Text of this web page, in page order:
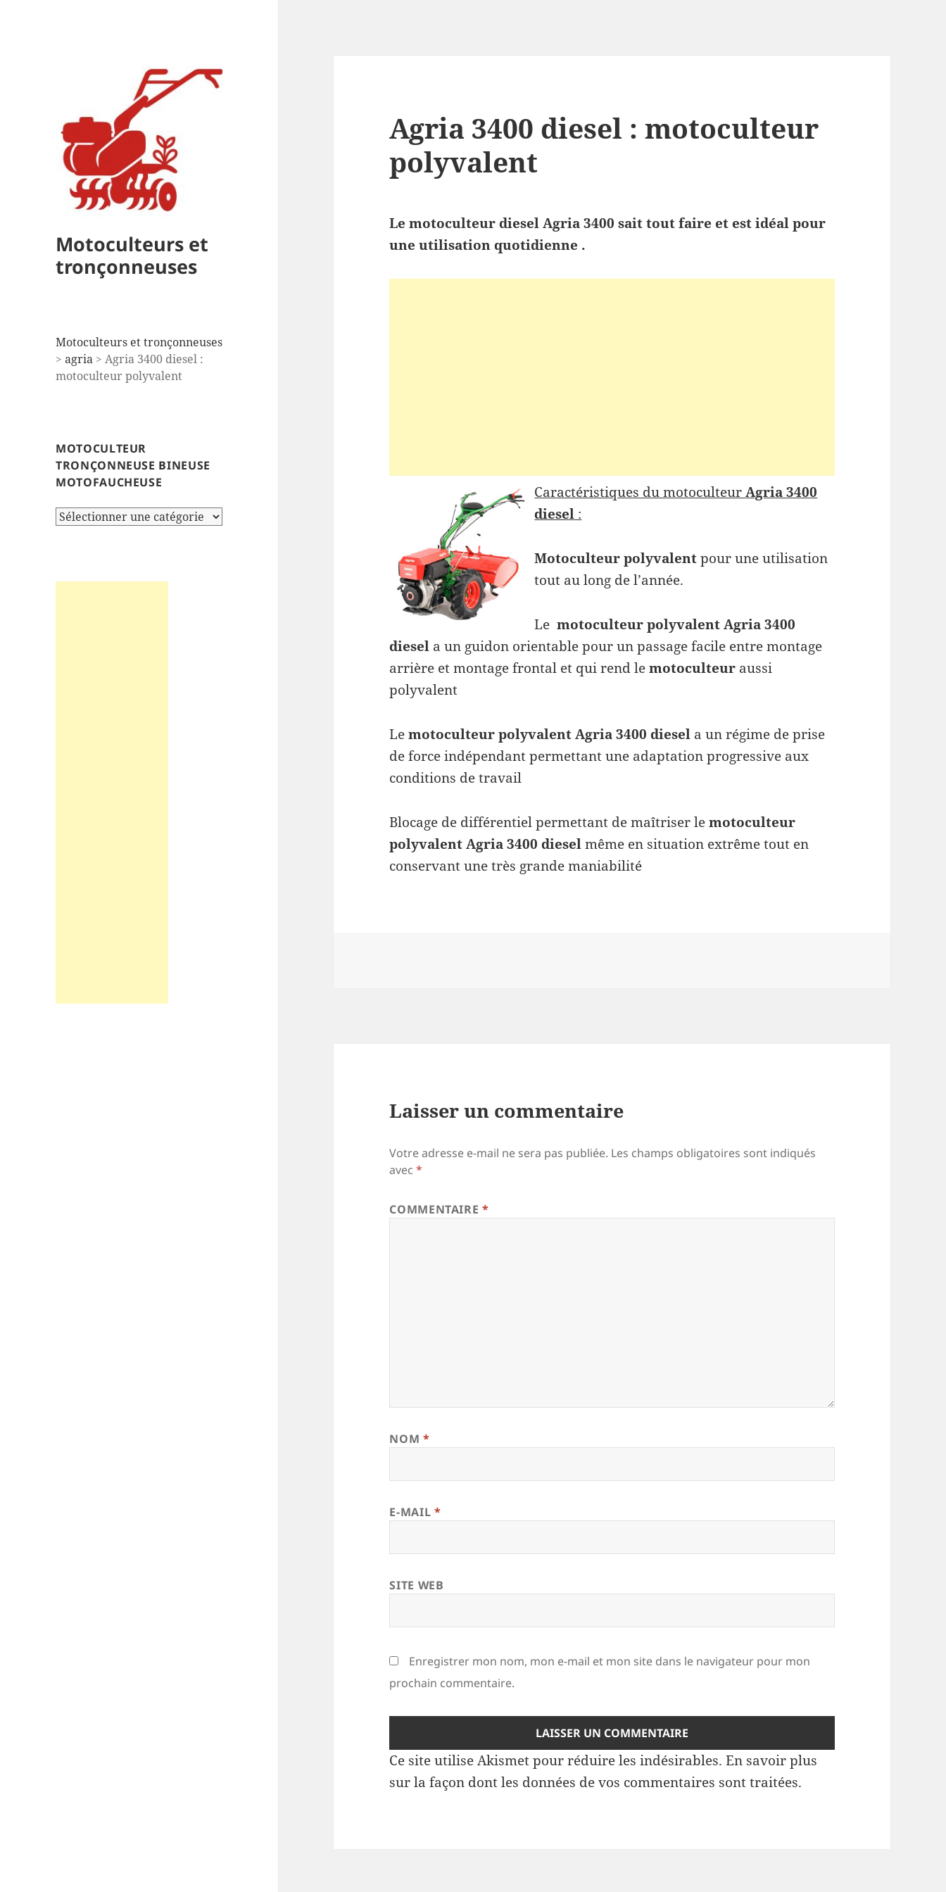
Motoculteurs et
tronçonneuses
Motoculteurs et tronçonneuses
>agria > Agria 3400 diesel :
motoculteur polyvalent
MOTOCULTEUR
TRONÇONNEUSE BINEUSE
MOTOFAUCHEUSE
Motoculteur
Agria 3400 diesel : motoculteur
polyvalent
Le motoculteur diesel Agria 3400 sait tout faire et est idéal pour
une utilisation quotidienne .
Caractéristiques du motoculteurAgria 3400
diesel :
Motoculteur polyvalentpour une utilisation
tout au long de l’année.
Lemotoculteur polyvalent Agria 3400
diesel a un guidon orientable pour un passage facile entre montage
arrière et montage frontal et qui rend lemotoculteur aussi
polyvalent
Lemotoculteur polyvalent Agria 3400 diesel a un régime de prise
de force indépendant permettant une adaptation progressive aux
conditions de travail
Blocage de différentiel permettant de maîtriser lemotoculteur
polyvalent Agria 3400 dieselmême en situation extrême tout en
conservant une très grande maniabilité
Laisser un commentaire
Votre adresse e-mail ne sera pas publiée. Les champs obligatoires sont indiqués
avec*
COMMENTAIRE*
NOM *
E-MAIL *
SITE WEB
Enregistrer mon nom, mon e-mail et mon site dans le navigateur pour mon
prochain commentaire.
Ce site utilise Akismet pour réduire les indésirables.En savoir plus
sur la façon dont les données de vos commentaires sont traitées.